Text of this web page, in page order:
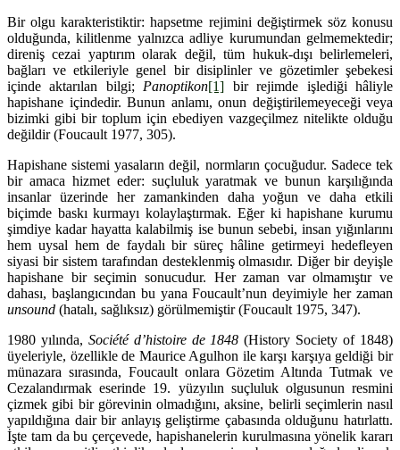
Bir olgu karakteristiktir: hapsetme rejimini değiştirmek söz konusu
olduğunda, kilitlenme yalnızca adliye kurumundan gelmemektedir;
direniş cezai yaptırım olarak değil, tüm hukuk-dışı belirlemeleri,
bağları ve etkileriyle genel bir disiplinler ve gözetimler şebekesi
içinde aktarılan bilgi; Panoptikon[1] bir rejimde işlediği hâliyle
hapishane içindedir. Bunun anlamı, onun değiştirilemeyeceği veya
bizimki gibi bir toplum için ebediyen vazgeçilmez nitelikte olduğu
değildir (Foucault 1977, 305).
Hapishane sistemi yasaların değil, normların çocuğudur. Sadece tek
bir amaca hizmet eder: suçluluk yaratmak ve bunun karşılığında
insanlar üzerinde her zamankinden daha yoğun ve daha etkili
biçimde baskı kurmayı kolaylaştırmak. Eğer ki hapishane kurumu
şimdiye kadar hayatta kalabilmiş ise bunun sebebi, insan yığınlarını
hem uysal hem de faydalı bir süreç hâline getirmeyi hedefleyen
siyasi bir sistem tarafından desteklenmiş olmasıdır. Diğer bir deyişle
hapishane bir seçimin sonucudur. Her zaman var olmamıştır ve
dahası, başlangıcından bu yana Foucault’nun deyimiyle her zaman
unsound (hatalı, sağlıksız) görülmemiştir (Foucault 1975, 347).
1980 yılında, Société d’histoire de 1848 (History Society of 1848)
üyeleriyle, özellikle de Maurice Agulhon ile karşı karşıya geldiği bir
münazara sırasında, Foucault onlara Gözetim Altında Tutmak ve
Cezalandırmak eserinde 19. yüzyılın suçluluk olgusunun resmini
çizmek gibi bir görevinin olmadığını, aksine, belirli seçimlerin nasıl
yapıldığına dair bir anlayış geliştirme çabasında olduğunu hatırlattı.
İşte tam da bu çerçevede, hapishanelerin kurulmasına yönelik kararı